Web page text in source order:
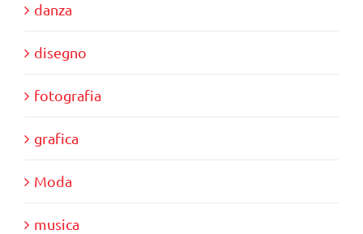
danza
disegno
fotografia
grafica
Moda
musica